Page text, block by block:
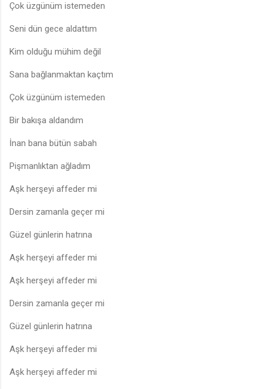
Çok üzgünüm istemeden
Seni dün gece aldattım
Kim olduğu mühim değil
Sana bağlanmaktan kaçtım
Çok üzgünüm istemeden
Bir bakışa aldandım
İnan bana bütün sabah
Pişmanlıktan ağladım
Aşk herşeyi affeder mi
Dersin zamanla geçer mi
Güzel günlerin hatrına
Aşk herşeyi affeder mi
Aşk herşeyi affeder mi
Dersin zamanla geçer mi
Güzel günlerin hatrına
Aşk herşeyi affeder mi
Aşk herşeyi affeder mi